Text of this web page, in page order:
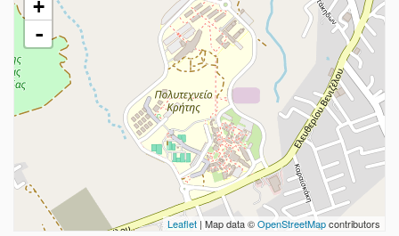
+
-
Leaflet | Map data ©OpenStreetMapcontributors